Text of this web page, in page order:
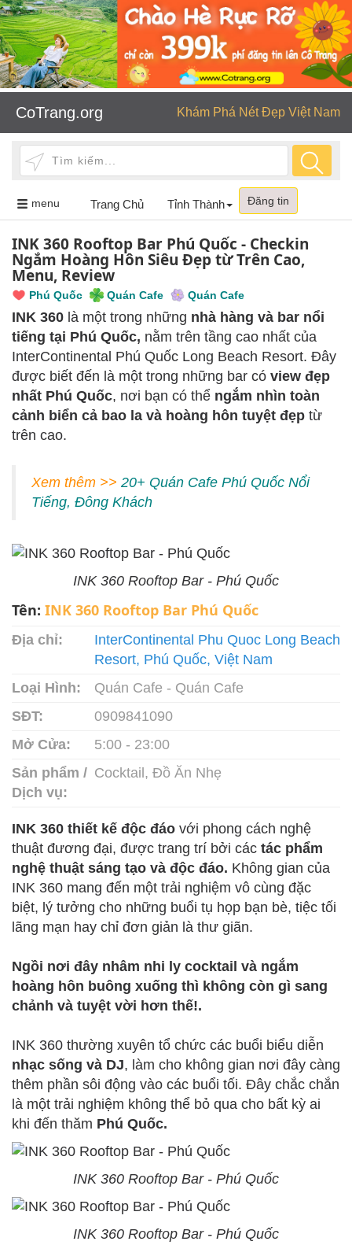
CoTrang.org Khám Phá Nét Đẹp Việt Nam
menu Toggle
navigation
Trang Chủ Tỉnh Thành Đăng tin
INK 360 Rooftop Bar Phú Quốc - Checkin
Ngắm Hoàng Hôn Siêu Đẹp từ Trên Cao,
Menu, Review
Phú Quốc Quán Cafe Quán Cafe
INK 360 là một trong những nhà hàng và bar nổi
tiếng tại Phú Quốc, nằm trên tầng cao nhất của
InterContinental Phú Quốc Long Beach Resort. Đây
được biết đến là một trong những bar có view đẹp
nhất Phú Quốc, nơi bạn có thể ngắm nhìn toàn
cảnh biển cả bao la và hoàng hôn tuyệt đẹp từ
trên cao.
Xem thêm >> 20+ Quán Cafe Phú Quốc Nổi
Tiếng, Đông Khách
INK 360 Rooftop Bar - Phú Quốc
Tên: INK 360 Rooftop Bar Phú Quốc
Địa chỉ:
InterContinental Phu Quoc Long Beach
Resort, Phú Quốc, Việt Nam
Loại Hình:
Quán Cafe - Quán Cafe
SĐT:
0909841090
Mở Cửa:
5:00 - 23:00
Sản phẩm /
Dịch vụ:
Cocktail, Đồ Ăn Nhẹ
INK 360 thiết kế độc đáo với phong cách nghệ
thuật đương đại, được trang trí bởi các tác phẩm
nghệ thuật sáng tạo và độc đáo. Không gian của
INK 360 mang đến một trải nghiệm vô cùng đặc
biệt, lý tưởng cho những buổi tụ họp bạn bè, tiệc tối
lãng mạn hay chỉ đơn giản là thư giãn.
Ngồi nơi đây nhâm nhi ly cocktail và ngắm
hoàng hôn buông xuống thì không còn gì sang
chảnh và tuyệt vời hơn thế!.
INK 360 thường xuyên tổ chức các buổi biểu diễn
nhạc sống và DJ, làm cho không gian nơi đây càng
thêm phần sôi động vào các buổi tối. Đây chắc chắn
là một trải nghiệm không thể bỏ qua cho bất kỳ ai
khi đến thăm Phú Quốc.
INK 360 Rooftop Bar - Phú Quốc
INK 360 Rooftop Bar - Phú Quốc